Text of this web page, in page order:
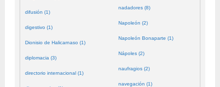
difusión (1)
digestivo (1)
Dionisio de Halicarnaso (1)
diplomacia (3)
directorio internacional (1)
nadadores (8)
Napoleón (2)
Napoleón Bonaparte (1)
Nápoles (2)
naufragios (2)
navegación (1)